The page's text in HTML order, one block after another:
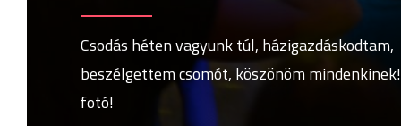
Csodás héten vagyunk túl, házigazdáskodtam,
beszélgettem csomót, köszönöm
fotó!